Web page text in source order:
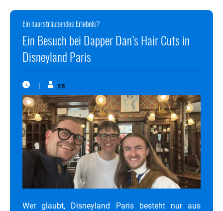
Ein haarsträubendes Erlebnis?
Ein Besuch bei Dapper Dan’s Hair Cuts in
Disneyland Paris
| jens
Wer glaubt, Disneyland Paris besteht nur aus